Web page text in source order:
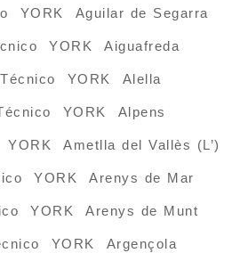
YORK Aguilar de Segarra
YORK Aiguafreda
YORK Alella
YORK Alpens
Ametlla del Vallès (L’)
YORK Arenys de Mar
YORK Arenys de Munt
YORK Argençola